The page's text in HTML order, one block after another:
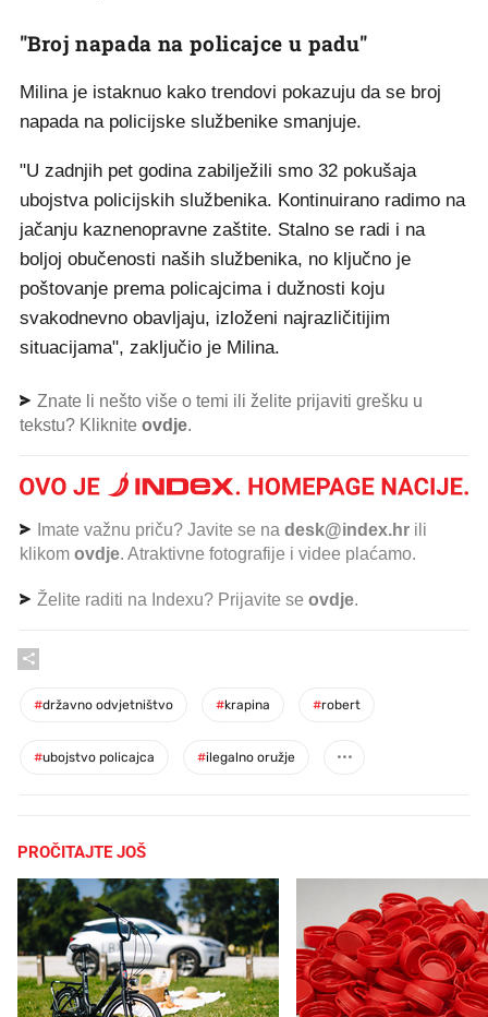
"Broj napada na policajce u padu"
Milina je istaknuo kako trendovi pokazuju da se broj
napada na policijske službenike smanjuje.
"U zadnjih pet godina zabilježili smo 32 pokušaja
ubojstva policijskih službenika. Kontinuirano radimo na
jačanju kaznenopravne zaštite. Stalno se radi i na
boljoj obučenosti naših službenika, no ključno je
poštovanje prema policajcima i dužnosti koju
svakodnevno obavljaju, izloženi najrazličitijim
situacijama", zaključio je Milina.
Znate li nešto više o temi ili želite prijaviti grešku u
tekstu? Kliknite ovdje.
Imate važnu priču? Javite se na desk@index.hr ili
klikom ovdje. Atraktivne fotografije i videe plaćamo.
Želite raditi na Indexu? Prijavite se ovdje.
#državno odvjetništvo #krapina #robert
#ubojstvo policajca #ilegalno oružje
PROČITAJTE JOŠ